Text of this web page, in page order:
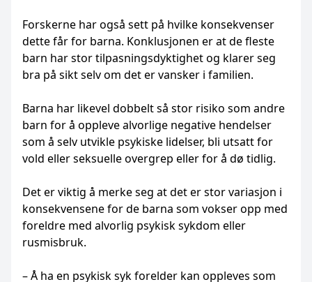
Forskerne har også sett på hvilke konsekvenser
dette får for barna. Konklusjonen er at de fleste
barn har stor tilpasningsdyktighet og klarer seg
bra på sikt selv om det er vansker i familien.
Barna har likevel dobbelt så stor risiko som andre
barn for å oppleve alvorlige negative hendelser
som å selv utvikle psykiske lidelser, bli utsatt for
vold eller seksuelle overgrep eller for å dø tidlig.
Det er viktig å merke seg at det er stor variasjon i
konsekvensene for de barna som vokser opp med
foreldre med alvorlig psykisk sykdom eller
rusmisbruk.
– Å ha en psykisk syk forelder kan oppleves som